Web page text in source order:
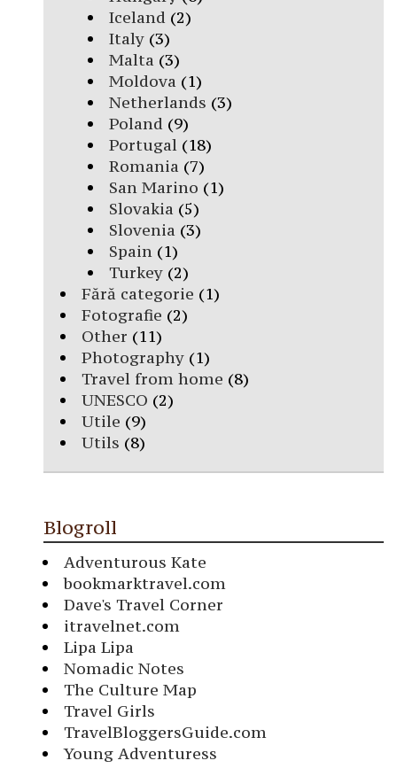
Iceland (2)
Italy(3)
Malta (3)
Moldova (1)
Netherlands (3)
Poland (9)
Portugal(18)
Romania (7)
San Marino (1)
Slovakia (5)
Slovenia (3)
Spain(1)
Turkey(2)
Fără categorie (1)
Fotografie (2)
Other (11)
Photography (1)
Travel from home (8)
UNESCO (2)
Utile (9)
Utils (8)
Blogroll
Adventurous Kate
bookmarktravel.com
Dave's Travel Corner
itravelnet.com
Lipa Lipa
Nomadic Notes
The Culture Map
Travel Girls
TravelBloggersGuide.com
Young Adventuress